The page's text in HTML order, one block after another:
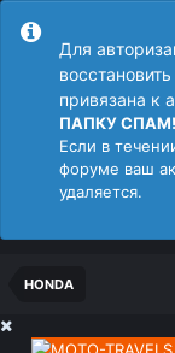
Для
привязана к
ПАПКУ СПАМ!
Если в
форуме ваш
удаляется.
HONDA